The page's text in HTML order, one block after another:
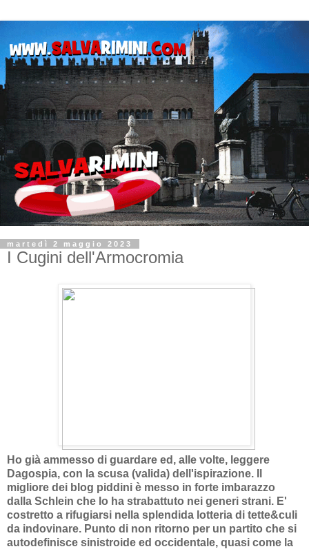
martedì 2 maggio 2023
I Cugini dell'Armocromia
Ho già ammesso di guardare ed, alle volte, leggere
Dagospia, con la scusa (valida) dell'ispirazione. Il
migliore dei blog piddini è messo in forte imbarazzo
dalla Schlein che lo ha strabattuto nei generi strani. E'
costretto a rifugiarsi nella splendida lotteria di tette&culi
da indovinare. Punto di non ritorno per un partito che si
autodefinisce sinistroide ed occidentale, quasi come la